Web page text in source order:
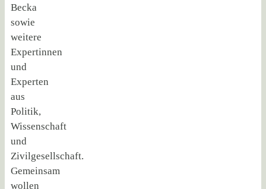
Becka
sowie
weitere
Expertinnen
und
Experten
aus
Politik,
Wissenschaft
und
Zivilgesellschaft.
Gemeinsam
wollen